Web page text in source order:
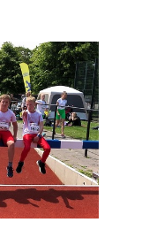
op het podium bij
cross finale
kampioen